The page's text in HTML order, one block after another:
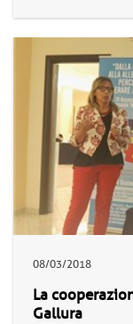
08/03/2018
La
Gallura